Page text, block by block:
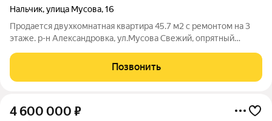
Нальчик,улица Мусова,16
Продается двухкомнатная квартира 45.7 м2 с ремонтом на 3
этаже. р-н Александровка, ул.Мусова Свежий, опрятный
инфраструктура, школа, детский сад, магазины, остановки...
Арт. 139212294
Позвонить
4 600 000 ₽